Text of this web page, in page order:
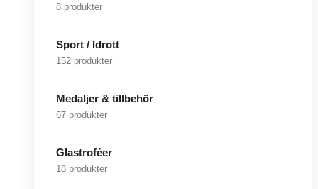
8 produkter
Sport / Idrott
152 produkter
Medaljer & tillbehör
67 produkter
Glastroféer
18 produkter